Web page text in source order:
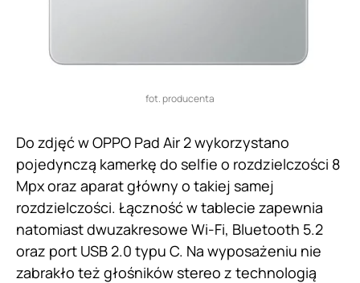
fot. producenta
Do zdjęć w OPPO Pad Air 2 wykorzystano
pojedynczą kamerkę do selfie o rozdzielczości 8
Mpx oraz aparat główny o takiej samej
rozdzielczości. Łączność w tablecie zapewnia
natomiast dwuzakresowe Wi-Fi, Bluetooth 5.2
oraz port USB 2.0 typu C. Na wyposażeniu nie
zabrakło też głośników stereo z technologią